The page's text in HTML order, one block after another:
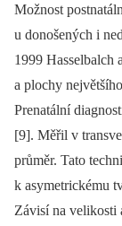
Možnost
u donošených i
1999 Hasselbalch
a plochy
Prenatální
[9]. Měřil v
průměr. Tato
k asymetrickému
Závisí na velikosti